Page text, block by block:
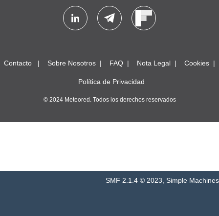
Contacto Sobre Nosotros FAQ Nota Legal Cookies
Política de Privacidad
© 2024 Meteored. Todos los derechos reservados
SMF 2.1.4 © 2023 Simple Machines